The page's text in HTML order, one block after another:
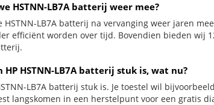
HSTNN-LB7A batterij weer mee?
HSTNN-LB7A batterij na vervanging weer jaren
efficiënt worden over tijd. Bovendien bieden wij
HSTNN-LB7A batterij stuk is, wat nu?
LB7A batterij stuk is. Je toestel wil
langskomen in een herstelpunt voor een gratis